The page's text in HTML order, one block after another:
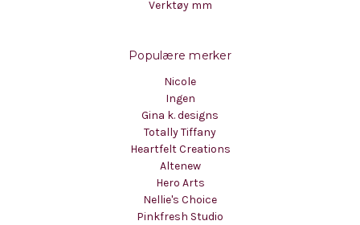
Verktøy mm
Populære merker
Nicole
Ingen
Gina k. designs
Totally Tiffany
Heartfelt Creations
Altenew
Hero Arts
Nellie's Choice
Pinkfresh Studio